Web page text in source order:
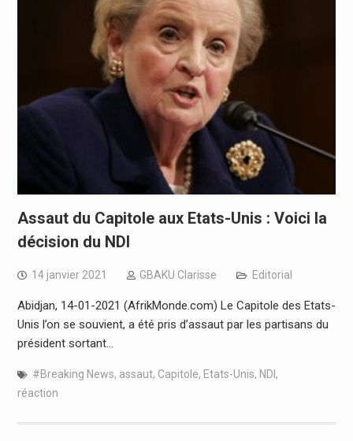
Assaut du Capitole aux Etats-Unis : Voici la
décision du NDI
14 janvier 2021 GBAKU Clarisse Editorial
Abidjan, 14-01-2021 (AfrikMonde.com) Le Capitole des Etats-
Unis l’on se souvient, a été pris d’assaut par les partisans du
président sortant…
#Breaking News, assaut, Capitole, Etats-Unis, NDI ,
réaction